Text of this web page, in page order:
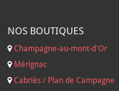
NOS BOUTIQUES
Champagne-au-mont-d'Or
Mérignac
Cabriès / Plan de Campagne